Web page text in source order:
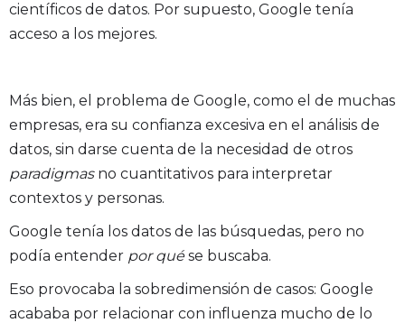
científicos de datos. Por supuesto, Google tenía
acceso a los mejores.
Más bien, el problema de Google, como el de muchas
empresas, era su confianza excesiva en el análisis de
datos, sin darse cuenta de la necesidad de otros
paradigmasno cuantitativos para interpretar
contextos y personas.
Google tenía los datos de las búsquedas, pero no
podía entender por quése buscaba.
Eso provocaba la sobredimensión de casos: Google
acababa por relacionar con influenza mucho de lo